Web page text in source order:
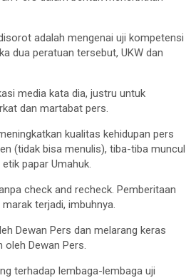
adalah mengenai uji kompetensi
dua peratuan tersebut, UKW dan
media kata dia, justru untuk
dan martabat pers.
kualitas kehidupan pers
(tidak bisa menulis), tiba-tiba muncul
papar Umahuk.
check and recheck. Pemberitaan
terjadi, imbuhnya.
Dewan Pers dan melarang keras
Dewan Pers.
terhadap lembaga-lembaga uji